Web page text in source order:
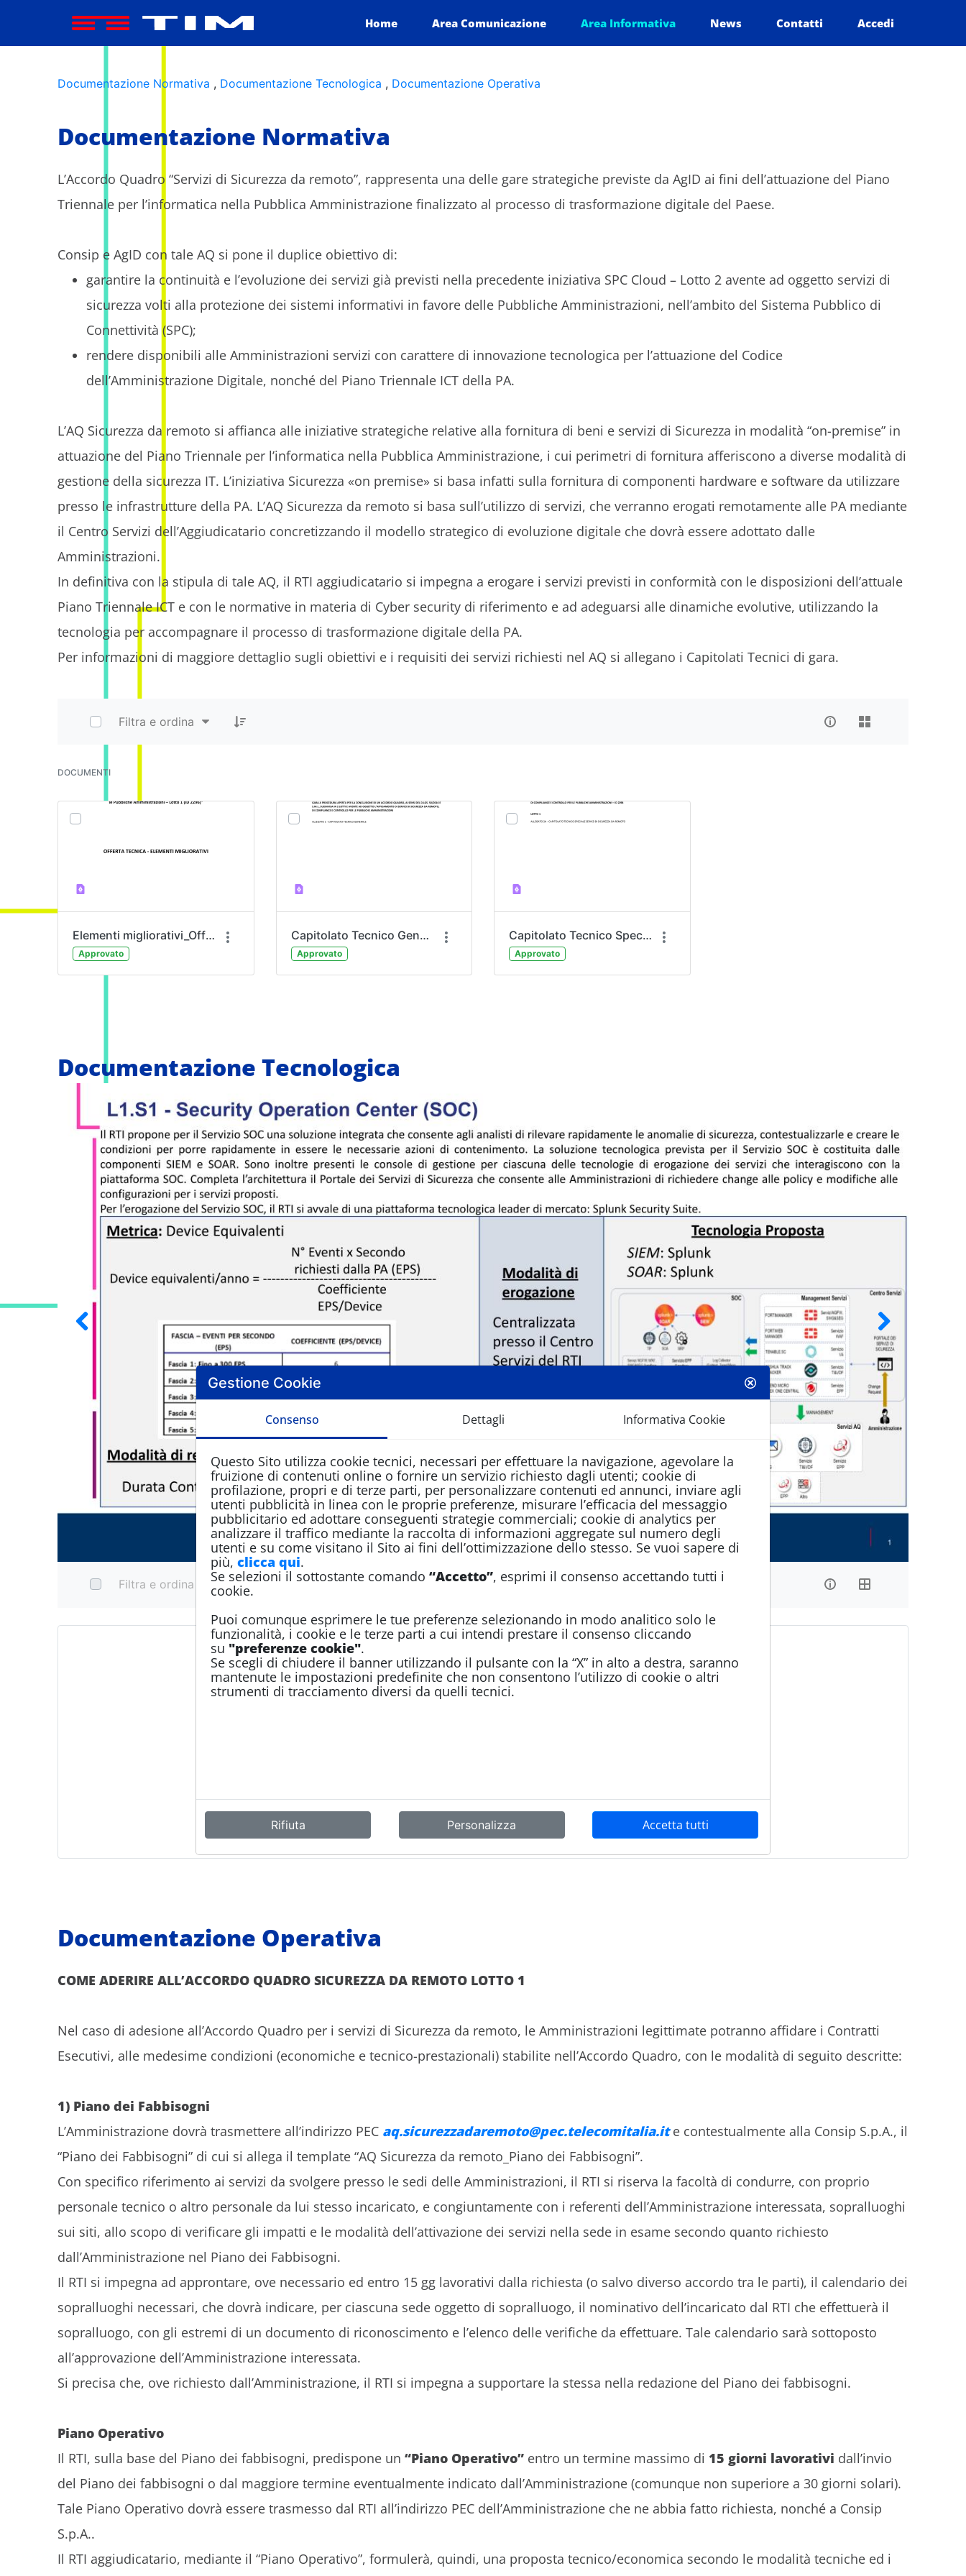
Area Informativa - Servizi di sicurezza da remoto - Lotto 1
Home Area Comunicazione Area Informativa News Contatti Accedi
Documentazione Normativa , Documentazione Tecnologica , Documentazione Operativa
Documentazione Normativa
L’Accordo Quadro “Servizi di Sicurezza da remoto”, rappresenta una delle gare strategiche previste da AgID ai fini dell’attuazione del Piano
Triennale per l’informatica nella Pubblica Amministrazione finalizzato al processo di trasformazione digitale del Paese.
Consip e AgID con tale AQ si pone il duplice obiettivo di:
garantire la continuità e l’evoluzione dei servizi già previsti nella precedente iniziativa SPC Cloud – Lotto 2 avente ad oggetto servizi di
sicurezza volti alla protezione dei sistemi informativi in favore delle Pubbliche Amministrazioni, nell’ambito del Sistema Pubblico di
Connettività (SPC);
rendere disponibili alle Amministrazioni servizi con carattere di innovazione tecnologica per l’attuazione del Codice
dell’Amministrazione Digitale, nonché del Piano Triennale ICT della PA.
L’AQ Sicurezza da remoto si affianca alle iniziative strategiche relative alla fornitura di beni e servizi di Sicurezza in modalità “on-premise” in
attuazione del Piano Triennale per l’informatica nella Pubblica Amministrazione, i cui perimetri di fornitura afferiscono a diverse modalità di
gestione della sicurezza IT. L’iniziativa Sicurezza «on premise» si basa infatti sulla fornitura di componenti hardware e software da utilizzare
presso le infrastrutture della PA. L’AQ Sicurezza da remoto si basa sull’utilizzo di servizi, che verranno erogati remotamente alle PA mediante
il Centro Servizi dell’Aggiudicatario concretizzando il modello strategico di evoluzione digitale che dovrà essere adottato dalle
Amministrazioni.
In definitiva con la stipula di tale AQ, il RTI aggiudicatario si impegna a erogare i servizi previsti in conformità con le disposizioni dell’attuale
Piano Triennale ICT e con le normative in materia di Cyber security di riferimento e ad adeguarsi alle dinamiche evolutive, utilizzando la
tecnologia per accompagnare il processo di trasformazione digitale della PA.
Per informazioni di maggiore dettaglio sugli obiettivi e i requisiti dei servizi richiesti nel AQ si allegano i Capitolati Tecnici di gara.
Filtra e ordina
DOCUMENTI
Elementi migliorativi_Offerta Tecnica
Approvato
Capitolato Tecnico Generale
Approvato
Capitolato Tecnico Speciale
Approvato
Documentazione Tecnologica
Filtra e ordina
Non ci sono documenti ne media in questa cartella.
Documentazione Operativa
COME ADERIRE ALL’ACCORDO QUADRO SICUREZZA DA REMOTO LOTTO 1
Nel caso di adesione all’Accordo Quadro per i servizi di Sicurezza da remoto, le Amministrazioni legittimate potranno affidare i Contratti
Esecutivi, alle medesime condizioni (economiche e tecnico-prestazionali) stabilite nell’Accordo Quadro, con le modalità di seguito descritte:
1) Piano dei Fabbisogni
L’Amministrazione dovrà trasmettere all’indirizzo PEC aq.sicurezzadaremoto@pec.telecomitalia.ite contestualmente alla Consip S.p.A., il
“Piano dei Fabbisogni” di cui si allega il template “AQ Sicurezza da remoto_Piano dei Fabbisogni”.
Con specifico riferimento ai servizi da svolgere presso le sedi delle Amministrazioni, il RTI si riserva la facoltà di condurre, con proprio
personale tecnico o altro personale da lui stesso incaricato, e congiuntamente con i referenti dell’Amministrazione interessata, sopralluoghi
sui siti, allo scopo di verificare gli impatti e le modalità dell’attivazione dei servizi nella sede in esame secondo quanto richiesto
dall’Amministrazione nel Piano dei Fabbisogni.
Il RTI si impegna ad approntare, ove necessario ed entro 15 gg lavorativi dalla richiesta (o salvo diverso accordo tra le parti), il calendario dei
sopralluoghi necessari, che dovrà indicare, per ciascuna sede oggetto di sopralluogo, il nominativo dell’incaricato dal RTI che effettuerà il
sopralluogo, con gli estremi di un documento di riconoscimento e l’elenco delle verifiche da effettuare. Tale calendario sarà sottoposto
all’approvazione dell’Amministrazione interessata.
Si precisa che, ove richiesto dall’Amministrazione, il RTI si impegna a supportare la stessa nella redazione del Piano dei fabbisogni.
Piano Operativo
Il RTI, sulla base del Piano dei fabbisogni, predispone un “Piano Operativo” entro un termine massimo di 15 giorni lavorativi dall’invio
del Piano dei fabbisogni o dal maggiore termine eventualmente indicato dall’Amministrazione (comunque non superiore a 30 giorni solari).
Tale Piano Operativo dovrà essere trasmesso dal RTI all’indirizzo PEC dell’Amministrazione che ne abbia fatto richiesta, nonché a Consip
S.p.A..
Il RTI aggiudicatario, mediante il “Piano Operativo”, formulerà, quindi, una proposta tecnico/economica secondo le modalità tecniche ed i
Gestione Cookie
Cookie Interceptor
Consenso Dettagli Informativa Cookie
Questo Sito utilizza cookie tecnici, necessari per effettuare la navigazione, agevolare la
fruizione di contenuti online o fornire un servizio richiesto dagli utenti; cookie di
profilazione, propri e di terze parti, per personalizzare contenuti ed annunci, inviare agli
utenti pubblicità in linea con le proprie preferenze, misurare l’efficacia del messaggio
pubblicitario ed adottare conseguenti strategie commerciali; cookie di analytics per
analizzare il traffico mediante la raccolta di informazioni aggregate sul numero degli
utenti e su come visitano il Sito ai fini dell’ottimizzazione dello stesso. Se vuoi sapere di
più, clicca qui.
Se selezioni il sottostante comando “Accetto”, esprimi il consenso accettando tutti i
cookie.
Puoi comunque esprimere le tue preferenze selezionando in modo analitico solo le
funzionalità, i cookie e le terze parti a cui intendi prestare il consenso cliccando
su "preferenze cookie".
Se scegli di chiudere il banner utilizzando il pulsante con la “X” in alto a destra, saranno
mantenute le impostazioni predefinite che non consentono l’utilizzo di cookie o altri
strumenti di tracciamento diversi da quelli tecnici.
Rifiuta Personalizza Accetta tutti